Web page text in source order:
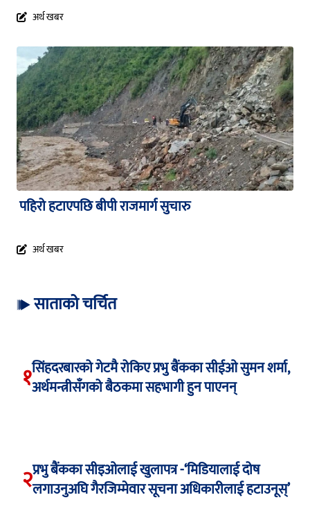
अर्थ खबर
पहिरो हटाएपछि बीपी राजमार्ग सुचारु
अर्थ खबर
साताको चर्चित
१सिंहदरबारको गेटमै रोकिए प्रभु बैंकका सीईओ सुमन शर्मा,
अर्थमन्त्रीसँगको बैठकमा सहभागी हुन पाएनन्
२प्रभु बैंकका सीइओलाई खुलापत्र -‘मिडियालाई दोष
लगाउनुअघि गैरजिम्मेवार सूचना अधिकारीलाई हटाउनूस्’